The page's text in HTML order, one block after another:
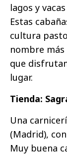
lagos y
Estas
cultura
nombre
que
lugar.
Tienda:
Una
(Madrid),
Muy buena